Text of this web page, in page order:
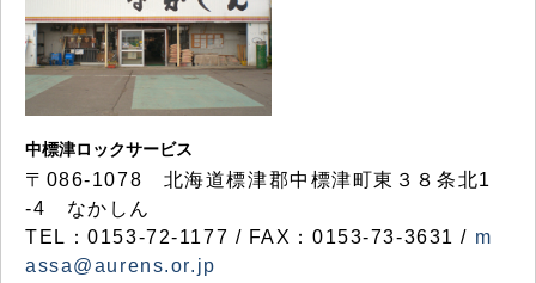
中標津ロックサービス
〒086-1078 北海道標津郡中標津町東３８条北1
-4 なかしん
TEL：0153-72-1177 / FAX：0153-73-3631 / m
assa@aurens.or.jp